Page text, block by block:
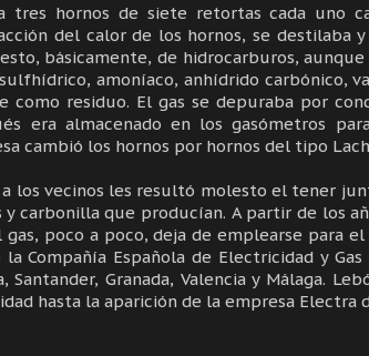
tres hornos de siete retortas cada uno
del calor de los hornos, se destilaba
básicamente, de hidrocarburos,
amoníaco, anhídrido carbónico,
como residuo. El gas se depuraba por
era almacenado en los gasómetros
cambió los hornos por hornos del tipo
los vecinos les resultó molesto el tener
y carbonilla que producían. A partir de los
poco a poco, deja de emplearse para
Compañía Española de Electricidad y Gas
Santander, Granada, Valencia y Málaga.
hasta la aparición de la empresa Electra